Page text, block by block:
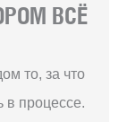
ВСЁ
то, за что
в процессе.